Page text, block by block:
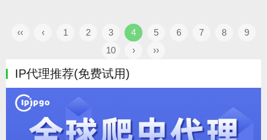
‹‹ ‹ 1 2 3 4 5 6 7 8
9
10
› ››
IP代理推荐(免费试用)